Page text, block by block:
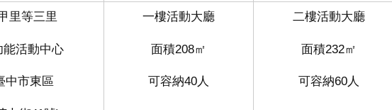
里等三里
能活動中心
中市東區
一樓活動大廳
面積208㎡
可容納40人
二樓活動大廳
面積232㎡
可容納60人